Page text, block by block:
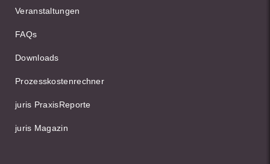
Veranstaltungen
FAQs
Downloads
Prozesskostenrechner
juris PraxisReporte
juris Magazin